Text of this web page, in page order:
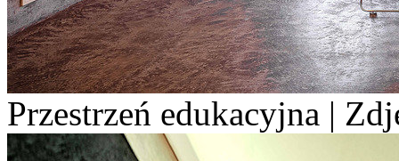
Przestrzeń edukacyjna |